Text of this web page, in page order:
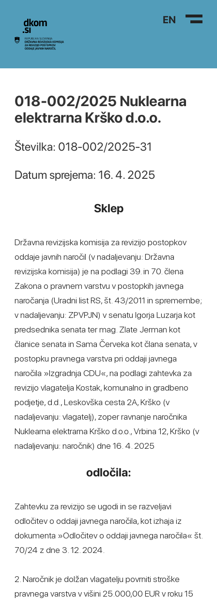
Na vsebino EN
018-002/2025 Nuklearna
elektrarna Krško d.o.o.
Številka: 018-002/2025-31
Datum sprejema: 16. 4. 2025
Sklep
Državna revizijska komisija za revizijo postopkov
oddaje javnih naročil (v nadaljevanju: Državna
revizijska komisija) je na podlagi 39. in 70. člena
Zakona o pravnem varstvu v postopkih javnega
naročanja (Uradni list RS, št. 43/2011 in spremembe;
v nadaljevanju: ZPVPJN) v senatu Igorja Luzarja kot
predsednika senata ter mag. Zlate Jerman kot
članice senata in Sama Červeka kot člana senata, v
postopku pravnega varstva pri oddaji javnega
naročila »Izgradnja CDU«, na podlagi zahtevka za
revizijo vlagatelja Kostak, komunalno in gradbeno
podjetje, d.d., Leskovška cesta 2A, Krško (v
nadaljevanju: vlagatelj), zoper ravnanje naročnika
Nuklearna elektrarna Krško d.o.o., Vrbina 12, Krško (v
nadaljevanju: naročnik) dne 16. 4. 2025
odločila:
Zahtevku za revizijo se ugodi in se razveljavi
odločitev o oddaji javnega naročila, kot izhaja iz
dokumenta »Odločitev o oddaji javnega naročila« št.
70/24 z dne 3. 12. 2024.
2. Naročnik je dolžan vlagatelju povrniti stroške
pravnega varstva v višini 25.000,00 EUR v roku 15